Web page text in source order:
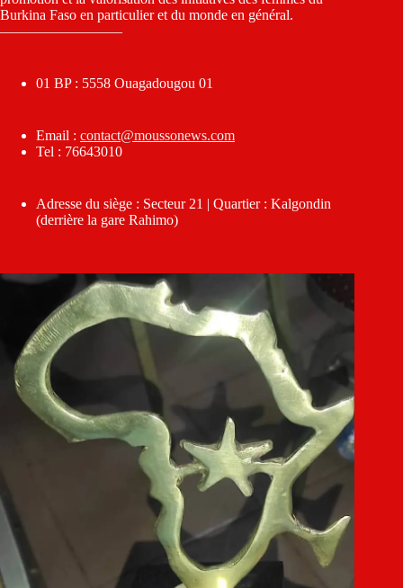
Burkina Faso en particulier et du monde en général.
————————–
01 BP : 5558 Ouagadougou 01
Email : contact@moussonews.com
Tel : 76643010
Adresse du siège : Secteur 21 | Quartier : Kalgondin
(derrière la gare Rahimo)